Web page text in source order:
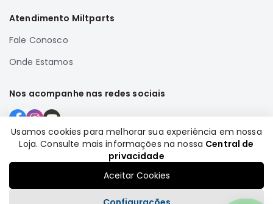
Peças
Toyota
BMW
HYUNDAI
NISSAN
Atendimento Miltparts
Fale Conosco
Onde Estamos
Nos acompanhe nas redes sociais
Formas de pagamento
Usamos cookies para melhorar sua experiência em nossa
Loja. Consulte mais informações na nossa Central de
privacidade
Aceitar Cookies